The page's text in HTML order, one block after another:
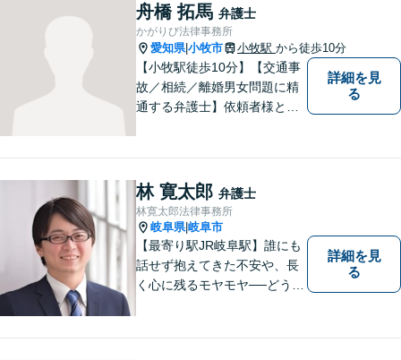
舟橋 拓馬 弁護士
かがりび法律事務所
愛知県|小牧市 小牧駅 から徒歩10分
【小牧駅徒歩10分】【交通事
故／相続／離婚男女問題に精
通する弁護士】依頼者様との
分かりやすい説明を心がけま
す。お気軽にご相談くださ
い！
詳細を見
る
林 寛太郎 弁護士
林寛太郎法律事務所
岐阜県|岐阜市
【最寄り駅JR岐阜駅】誰にも
話せず抱えてきた不安や、長
く心に残るモヤモヤ──どうぞ
いながら、これからの一歩を
詳細を見
る